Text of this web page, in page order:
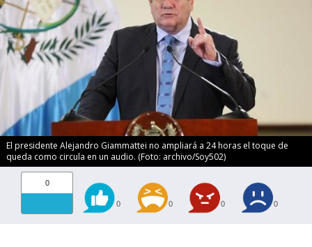
El presidente Alejandro Giammattei no ampliará a 24 horas el toque de
queda como circula en un audio. (Foto: archivo/Soy502)
0
0 0 0 0